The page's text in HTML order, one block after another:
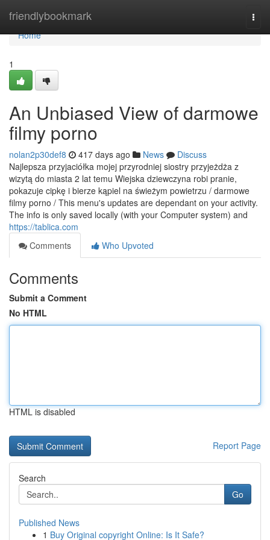
friendlybookmark
Home
Home
1
An Unbiased View of darmowe
filmy porno
nolan2p30def8 417 days ago News
Discuss
Najlepsza przyjaciółka mojej przyrodniej siostry przyjeżdża z
wizytą do miasta 2 lat temu Wiejska dziewczyna robi pranie,
pokazuje cipkę i bierze kąpiel na świeżym powietrzu / darmowe
filmy porno / This menu's updates are dependant on your activity.
The info is only saved locally (with your Computer system) and
https://tablica.com
Comments
Who Upvoted
Comments
Submit a Comment
No HTML
HTML is disabled
Report Page
Search
Go
Published News
1 Buy Original copyright Online: Is It Safe?